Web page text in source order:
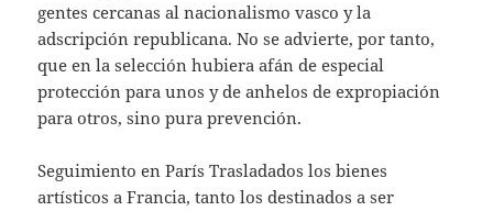
gentes cercanas al nacionalismo vasco y la
adscripción republicana. No se advierte, por tanto,
que en la selección hubiera afán de especial
protección para unos y de anhelos de expropiación
para otros, sino pura prevención.
Seguimiento en ParísTrasladados los bienes
artísticos a Francia, tanto los destinados a ser